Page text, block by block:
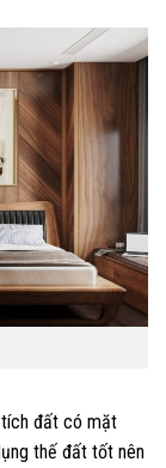
tích đất có mặt
thế đất tốt nên